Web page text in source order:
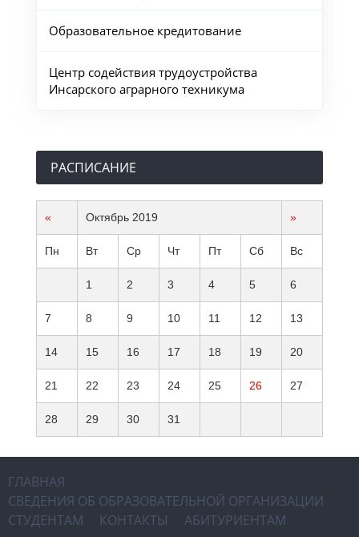
Образовательное кредитование
Центр содействия трудоустройства
Инсарского аграрного техникума
РАСПИСАНИЕ
« Октябрь 2019 »
Пн Вт Ср Чт Пт Сб Вс
1 2 3 4 5 6
7 8 9 10 11 12 13
14 15 16 17 18 19 20
21 22 23 24 25 26 27
28 29 30 31
ГЛАВНАЯ
СВЕДЕНИЯ ОБ ОБРАЗОВАТЕЛЬНОЙ ОРГАНИЗАЦИИ
СТУДЕНТАМ
КОНТАКТЫ АБИТУРИЕНТАМ